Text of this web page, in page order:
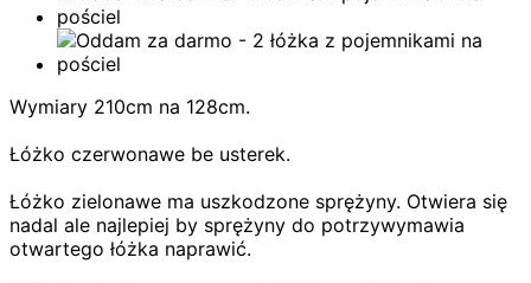
Wymiary 210cm na 128cm.
Łóżko czerwonawe be usterek.
Łóżko zielonawe ma uszkodzone sprężyny. Otwiera się
nadal ale najlepiej by sprężyny do potrzywymawia
otwartego łóżka naprawić.